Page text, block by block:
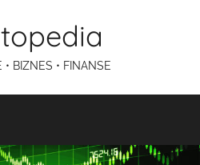
• BIZNES • FINANSE